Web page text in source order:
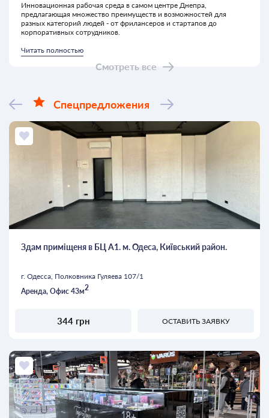
Смотреть все
Инновационная рабочая среда в самом центре Днепра,
предлагающая множество преимуществ и возможностей для
разных категорий людей - от фрилансеров и стартапов до
корпоративных сотрудников.
Читать полностью
Спецпредложения
Здам приміщеня в БЦ А1. м. Одеса, Київський район.
г. Одесса, Полковника Гуляева 107/1
Аренда, Офис 43м2
344 грн ОСТАВИТЬ ЗАЯВКУ